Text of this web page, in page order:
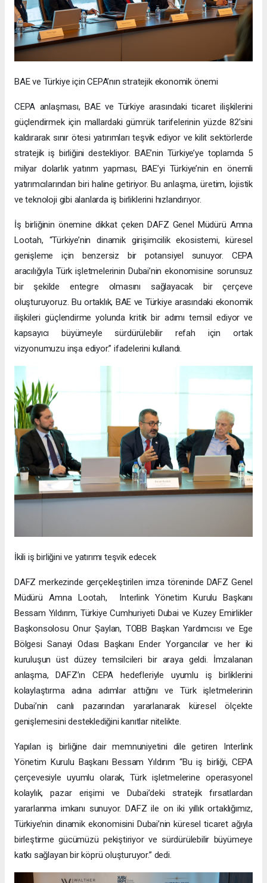
BAE ve Türkiye için CEPA’nın stratejik ekonomik önemi
CEPA anlaşması, BAE ve Türkiye arasındaki ticaret ilişkilerini
güçlendirmek için mallardaki gümrük tarifelerinin yüzde 82’sini
kaldırarak sınır ötesi yatırımları teşvik ediyor ve kilit sektörlerde
stratejik iş birliğini destekliyor. BAE’nin Türkiye’ye toplamda 5
milyar dolarlık yatırım yapması, BAE’yi Türkiye’nin en önemli
yatırımcılarından biri haline getiriyor. Bu anlaşma, üretim, lojistik
ve teknoloji gibi alanlarda iş birliklerini hızlandırıyor.
İş birliğinin önemine dikkat çeken DAFZ Genel Müdürü Amna
Lootah, “Türkiye’nin dinamik girişimcilik ekosistemi, küresel
genişleme için benzersiz bir potansiyel sunuyor. CEPA
aracılığıyla Türk işletmelerinin Dubai’nin ekonomisine sorunsuz
bir şekilde entegre olmasını sağlayacak bir çerçeve
oluşturuyoruz. Bu ortaklık, BAE ve Türkiye arasındaki ekonomik
ilişkileri güçlendirme yolunda kritik bir adımı temsil ediyor ve
kapsayıcı büyümeyle sürdürülebilir refah için ortak
vizyonumuzu inşa ediyor.” ifadelerini kullandı.
İkili iş birliğini ve yatırımı teşvik edecek
DAFZ merkezinde gerçekleştirilen imza töreninde DAFZ Genel
Müdürü Amna Lootah, Interlink Yönetim Kurulu Başkanı
Bessam Yıldırım, Türkiye Cumhuriyeti Dubai ve Kuzey Emirlikler
Başkonsolosu Onur Şaylan, TOBB Başkan Yardımcısı ve Ege
Bölgesi Sanayi Odası Başkanı Ender Yorgancılar ve her iki
kuruluşun üst düzey temsilcileri bir araya geldi. İmzalanan
anlaşma, DAFZ’ın CEPA hedefleriyle uyumlu iş birliklerini
kolaylaştırma adına adımlar attığını ve Türk işletmelerinin
Dubai’nin canlı pazarından yararlanarak küresel ölçekte
genişlemesini desteklediğini kanıtlar nitelikte.
Yapılan iş birliğine dair memnuniyetini dile getiren Interlink
Yönetim Kurulu Başkanı Bessam Yıldırım “Bu iş birliği, CEPA
çerçevesiyle uyumlu olarak, Türk işletmelerine operasyonel
kolaylık, pazar erişimi ve Dubai’deki stratejik fırsatlardan
yararlanma imkanı sunuyor. DAFZ ile on iki yıllık ortaklığımız,
Türkiye’nin dinamik ekonomisini Dubai’nin küresel ticaret ağıyla
birleştirme gücümüzü pekiştiriyor ve sürdürülebilir büyümeye
katkı sağlayan bir köprü oluşturuyor.” dedi.